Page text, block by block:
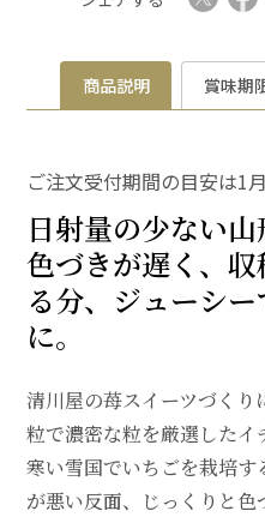
商品説明 賞味期
ご注文受付期間の目安は1
日射量の少ない山
色づきが遅く、
る分、ジューシ
に。
清川屋の苺スイーツづく
粒で濃密な粒を厳選したイ
寒い雪国でいちごを栽培
が悪い反面、じっくりと色